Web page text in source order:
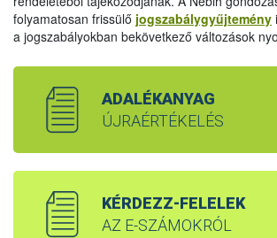
folyamatosan frissülő jogszabálygyűjtemény
a jogszabályokban bekövetkező változások
ADALÉKANYAG
ÚJRAÉRTÉKELÉS
KÉRDEZZ-FELELEK
AZ E-SZÁMOKRÓL